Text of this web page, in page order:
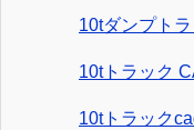
10tダンプト
10tトラック
10tトラック